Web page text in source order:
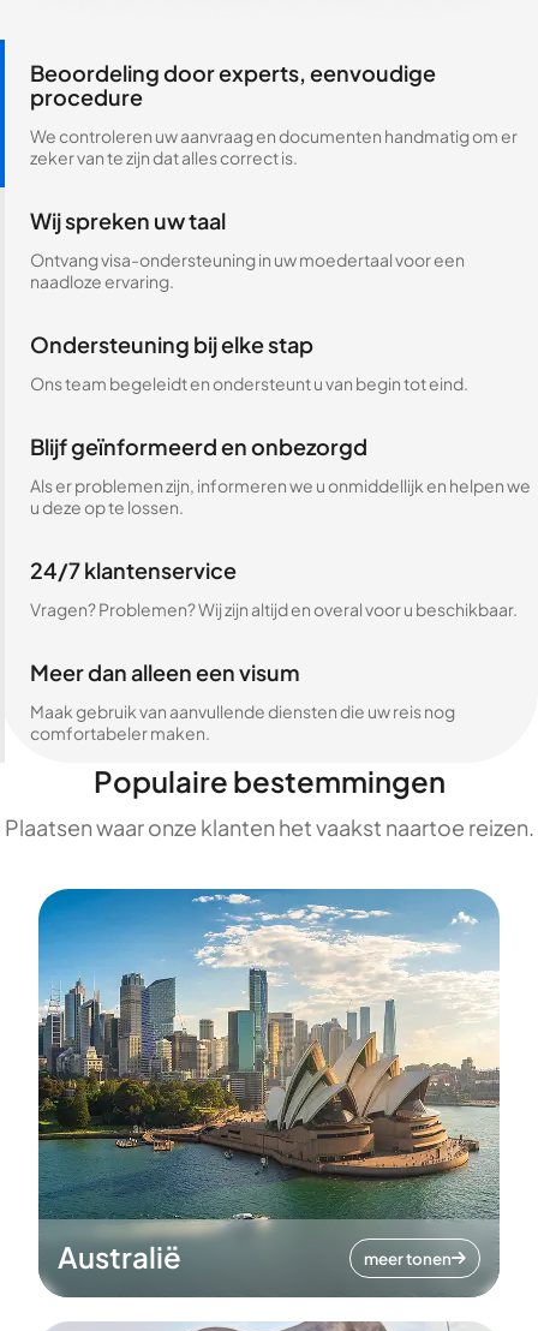
Beoordeling door experts, eenvoudige
procedure
We controleren uw aanvraag en documenten handmatig om er
zeker van te zijn dat alles correct is.
Wij spreken uw taal
Ontvang visa-ondersteuning in uw moedertaal voor een
naadloze ervaring.
Ondersteuning bij elke stap
Ons team begeleidt en ondersteunt u van begin tot eind.
Blijf geïnformeerd en onbezorgd
Als er problemen zijn, informeren we u onmiddellijk en helpen we
u deze op te lossen.
24/7 klantenservice
Vragen? Problemen? Wij zijn altijd en overal voor u beschikbaar.
Meer dan alleen een visum
Maak gebruik van aanvullende diensten die uw reis nog
comfortabeler maken.
Populaire bestemmingen
Plaatsen waar onze klanten het vaakst naartoe reizen.
Australië meer tonen